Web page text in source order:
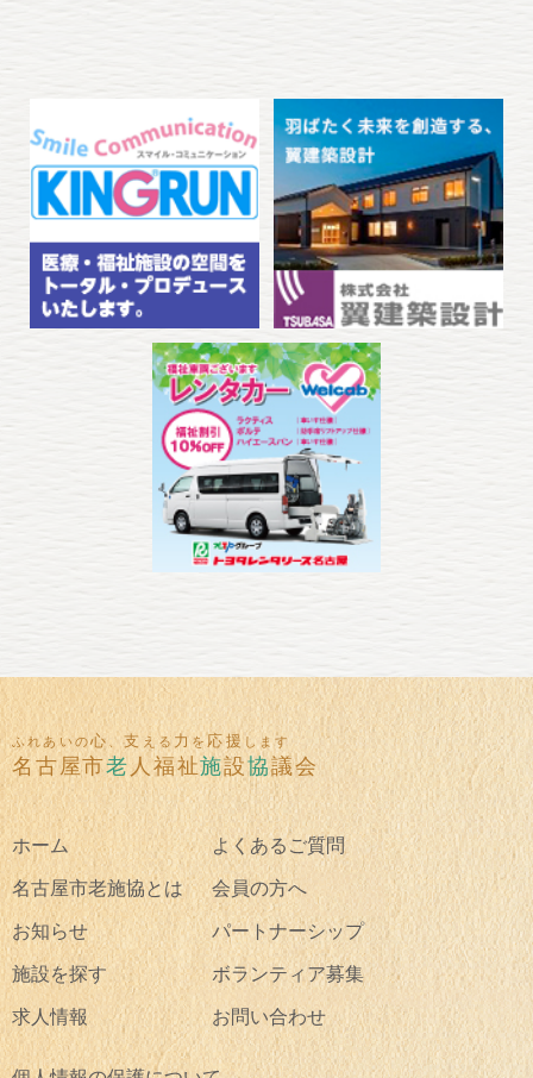
ふれあいの心 、支 える 力を 応援 します
名古屋市老 人福祉施設協議会
ホーム
名古屋市老施協とは
お知らせ
施設を探す
求人情報
よくあるご質問
会員の方へ
パートナーシップ
ボランティア募集
お問い合わせ